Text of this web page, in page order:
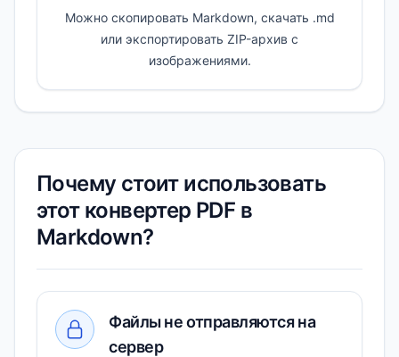
Можно скопировать Markdown, скачать .md
или экспортировать ZIP-архив с
изображениями.
Почему стоит использовать
этот конвертер PDF в
Markdown?
Файлы не отправляются на
сервер